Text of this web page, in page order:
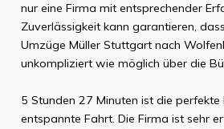
nur eine Firma mit entsprechender
Zuverlässigkeit kann garantieren,
Umzüge Müller Stuttgartnach
unkompliziert wie möglich über die
5 Stunden 27 Minuten ist die perfekte
entspannte Fahrt. Die Firma ist sehr